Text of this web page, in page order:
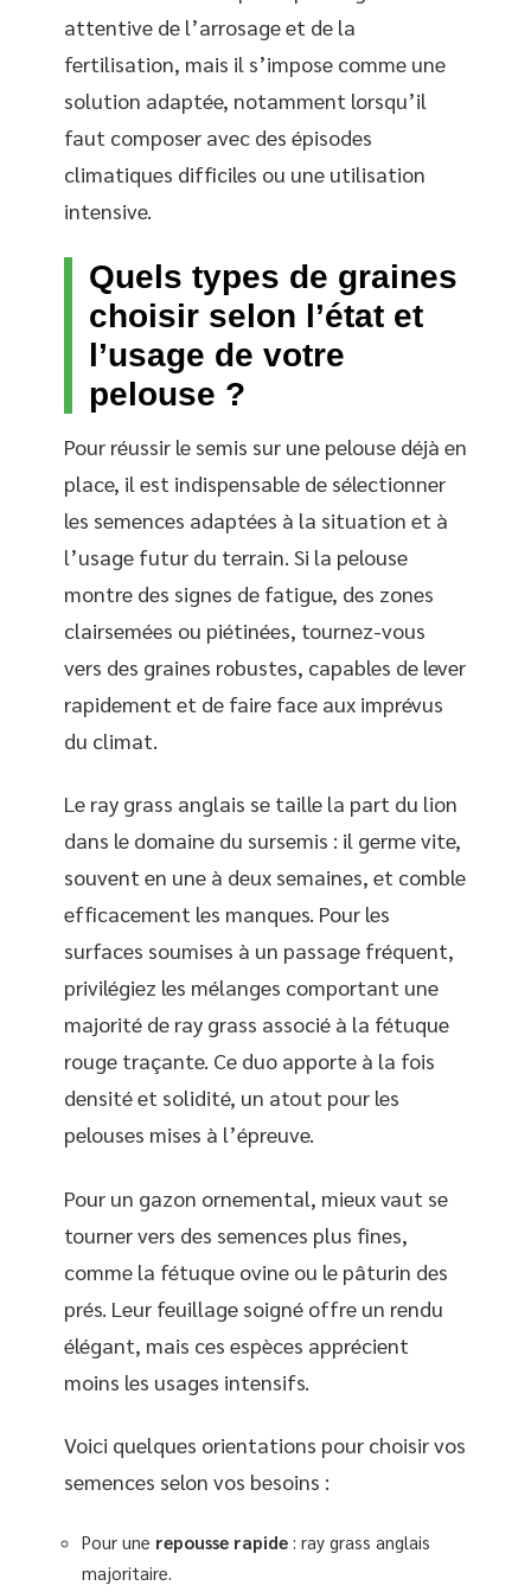
attentive de l’arrosage et de la
fertilisation, mais il s’impose comme une
solution adaptée, notamment lorsqu’il
faut composer avec des épisodes
climatiques difficiles ou une utilisation
intensive.
Quels types de graines
choisir selon l’état et
l’usage de votre
pelouse ?
Pour réussir le semis sur une pelouse déjà en
place, il est indispensable de sélectionner
les semences adaptées à la situation et à
l’usage futur du terrain. Si la pelouse
montre des signes de fatigue, des zones
clairsemées ou piétinées, tournez-vous
vers des graines robustes, capables de lever
rapidement et de faire face aux imprévus
du climat.
Le ray grass anglais se taille la part du lion
dans le domaine du sursemis : il germe vite,
souvent en une à deux semaines, et comble
efficacement les manques. Pour les
surfaces soumises à un passage fréquent,
privilégiez les mélanges comportant une
majorité de ray grass associé à la fétuque
rouge traçante. Ce duo apporte à la fois
densité et solidité, un atout pour les
pelouses mises à l’épreuve.
Pour un gazon ornemental, mieux vaut se
tourner vers des semences plus fines,
comme la fétuque ovine ou le pâturin des
prés. Leur feuillage soigné offre un rendu
élégant, mais ces espèces apprécient
moins les usages intensifs.
Voici quelques orientations pour choisir vos
semences selon vos besoins :
Pour une repousse rapide : ray grass anglais
majoritaire.